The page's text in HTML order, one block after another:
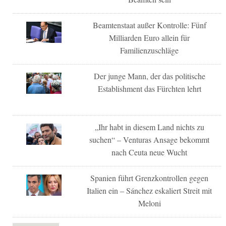
Beamtenstaat außer Kontrolle: Fünf
Milliarden Euro allein für
Familienzuschläge
Der junge Mann, der das politische
Establishment das Fürchten lehrt
„Ihr habt in diesem Land nichts zu
suchen“ – Venturas Ansage bekommt
nach Ceuta neue Wucht
Spanien führt Grenzkontrollen gegen
Italien ein – Sánchez eskaliert Streit mit
Meloni